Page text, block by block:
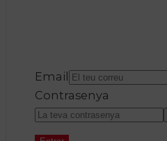
Email
Contrasenya